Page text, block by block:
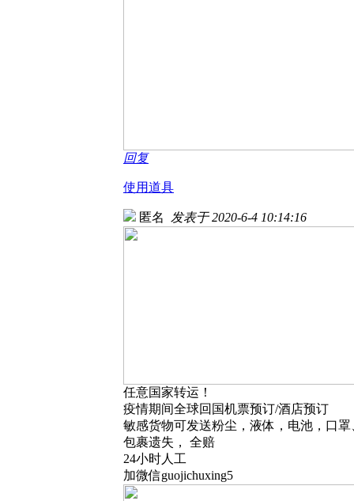
回复
使用道具
匿名 发表于 2020-6-4 10:14:16
任意国家转运！
疫情期间全球回国机票预订/酒店预订
敏感货物可发送粉尘，液体，电池，口罩
包裹遗失， 全赔
24小时人工
加微信guojichuxing5